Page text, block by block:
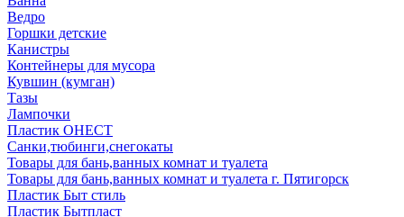
Ведро
Горшки детские
Канистры
Контейнеры для мусора
Кувшин (кумган)
Тазы
Лампочки
Пластик ОНЕСТ
Санки,тюбинги,снегокаты
Товары для бань,ванных комнат и туалета
Товары для бань,ванных комнат и туалета г. Пятигорск
Пластик Быт стиль
Пластик Бытпласт